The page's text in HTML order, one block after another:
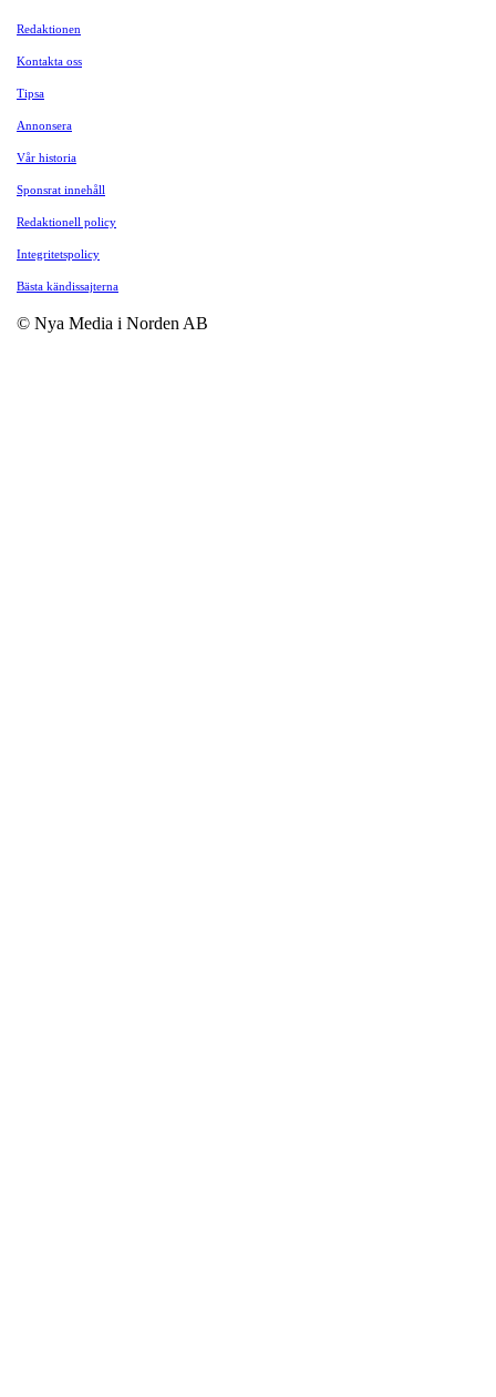
Redaktionen
Kontakta oss
Tipsa
Annonsera
Vår historia
Sponsrat innehåll
Redaktionell policy
Integritetspolicy
Bästa kändissajterna
© Nya Media i Norden AB